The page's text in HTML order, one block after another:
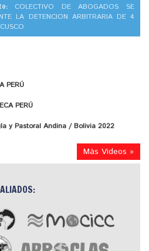
COLECTIVO DE ABOGADOS SE
LA DETENCION ARBITRARIA DE 4
PERÚ
PERÚ
y Pastoral Andina / Bolivia 2022
Más Videos »
ALIADOS: